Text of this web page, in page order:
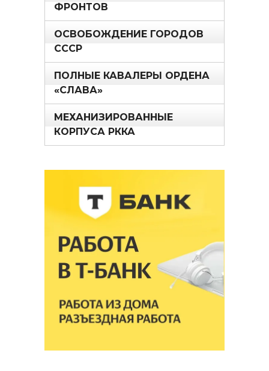
ФРОНТОВ
ОСВОБОЖДЕНИЕ ГОРОДОВ
СССР
ПОЛНЫЕ КАВАЛЕРЫ ОРДЕНА
«СЛАВА»
МЕХАНИЗИРОВАННЫЕ
КОРПУСА РККА